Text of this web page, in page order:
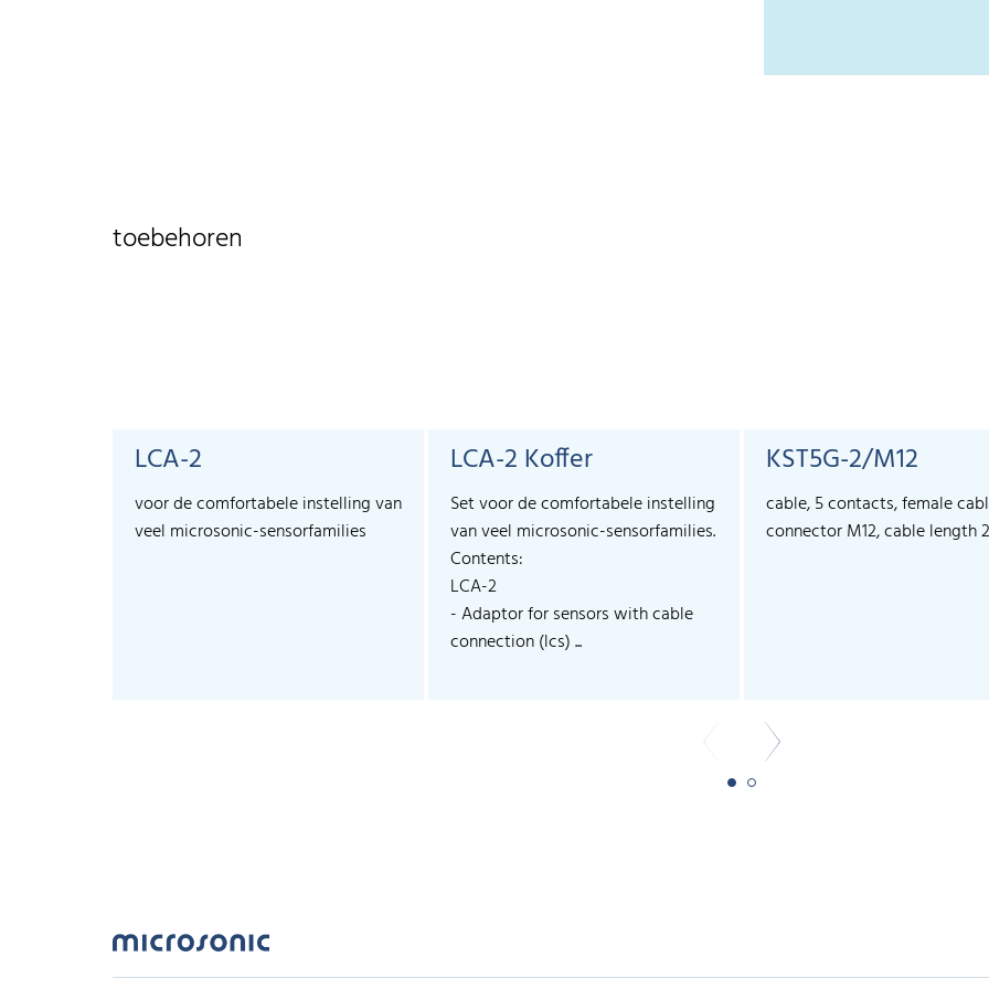
toebehoren
LCA-2
voor de comfortabele instelling van
veel microsonic-sensorfamilies
LCA-2 Koffer
Set voor de comfortabele instelling
van veel microsonic-sensorfamilies.
Contents:
LCA-2
- Adaptor for sensors with cable
connection (lcs) ...
KST5G-2/M12
cable, 5 contacts, female
connector M12, cable length